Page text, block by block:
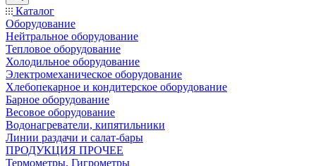
Каталог
Оборудование
Нейтральное оборудование
Тепловое оборудование
Холодильное оборудование
Электромеханическое оборудование
Хлебопекарное и кондитерское оборудование
Барное оборудование
Весовое оборудование
Водонагреватели, кипятильники
Линии раздачи и салат-бары
ПРОДУКЦИЯ ПРОЧЕЕ
Термометры, Гигрометры